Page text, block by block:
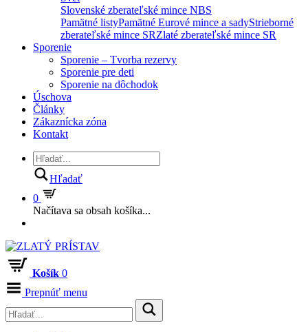
Slovenské zberateľské mince NBS
Pamätné listyPamätné Eurové mince a sadyStrieborné
zberateľské mince SRZlaté zberateľské mince SR
Sporenie
Sporenie – Tvorba rezervy
Sporenie pre deti
Sporenie na dôchodok
Úschova
Články
Zákaznícka zóna
Kontakt
Hľadať
0
Načítava sa obsah košíka...
Košík 0
Prepnúť menu